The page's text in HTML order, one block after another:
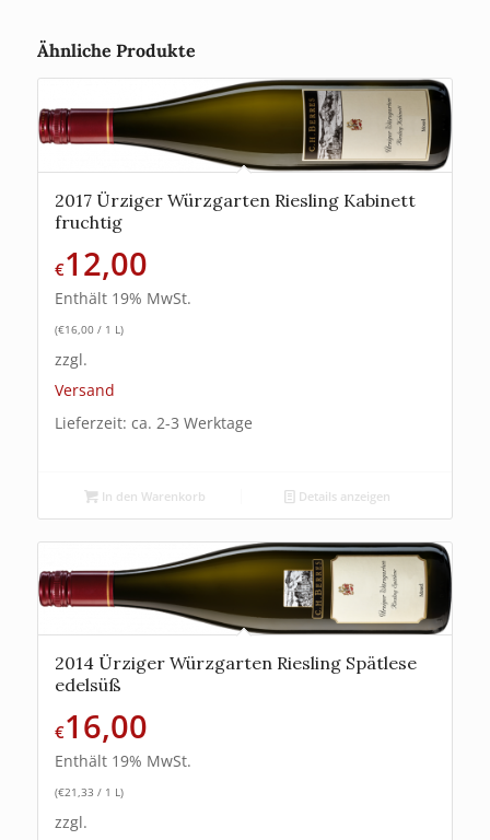
Ähnliche Produkte
2017 Ürziger Würzgarten Riesling Kabinett
fruchtig
€12,00
Enthält 19% MwSt.
(€16,00/ 1 L)
zzgl.
Versand
Lieferzeit: ca. 2-3 Werktage
In den Warenkorb Details anzeigen
2014 Ürziger Würzgarten Riesling Spätlese
edelsüß
€16,00
Enthält 19% MwSt.
(€21,33 / 1 L)
zzgl.